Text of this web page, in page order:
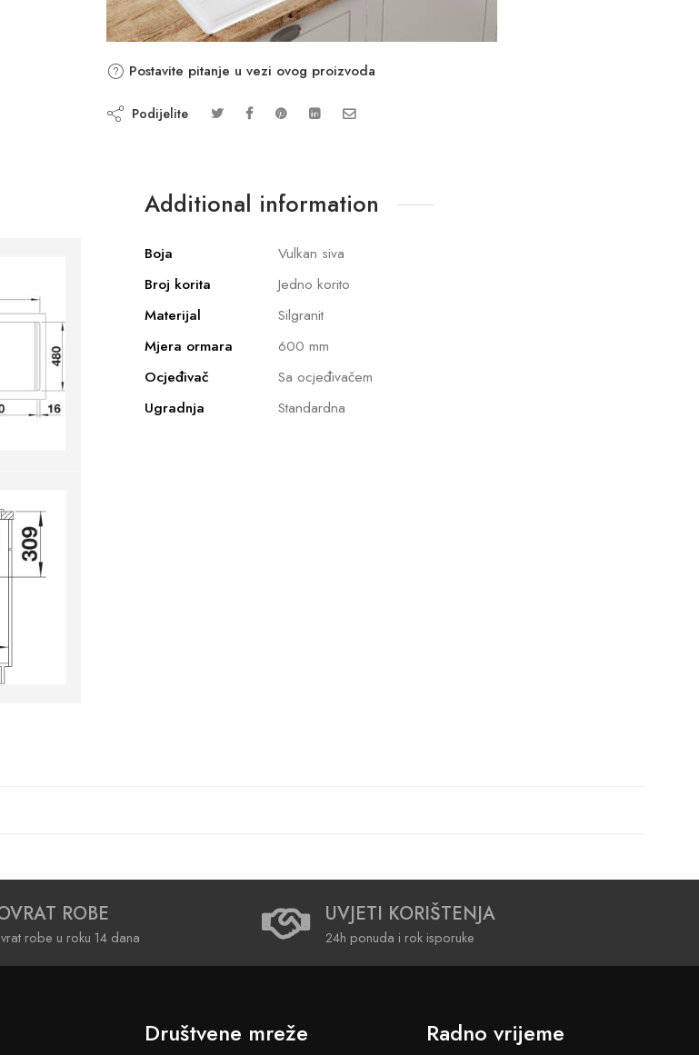
Postavite pitanje u vezi ovog proizvoda
Podijelite
Additional information
Boja
Vulkan siva
Broj korita
Jedno korito
Materijal
Silgranit
Mjera ormara
600 mm
Ocjeđivač
Sa ocjeđivačem
Ugradnja
Standardna
ROBE
robe u roku 14 dana
UVJETI KORIŠTENJA
24h ponuda i rok isporuke
Društvene mreže Radno vrijeme